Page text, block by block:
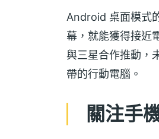
Android 桌面模式
幕，就能獲得接近
與三星合作推動，
帶的行動電腦。
關注手